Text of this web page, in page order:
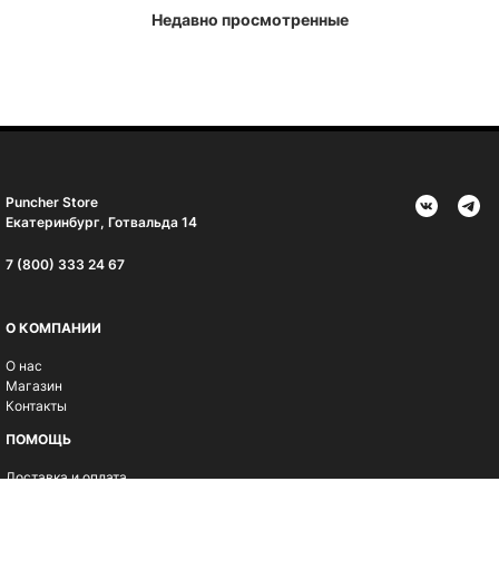
Недавно просмотренные
Puncher Store
Екатеринбург, Готвальда 14
7 (800) 333 24 67
О КОМПАНИИ
О нас
Магазин
Контакты
ПОМОЩЬ
Доставка и оплата